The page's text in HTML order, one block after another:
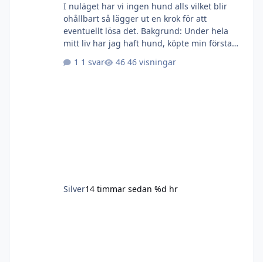
I nuläget har vi ingen hund alls vilket blir
ohållbart så lägger ut en krok för att
eventuellt lösa det. Bakgrund: Under hela
mitt liv har jag haft hund, köpte min första
gnidit ihop på något vis utan veckopeng.
1 svar 46 visningar
Silver14 timmar sedan %d hr